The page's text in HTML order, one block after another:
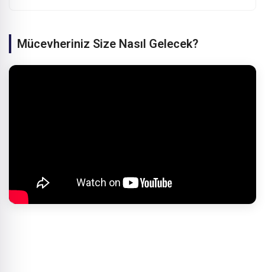
Mücevheriniz Size Nasıl Gelecek?